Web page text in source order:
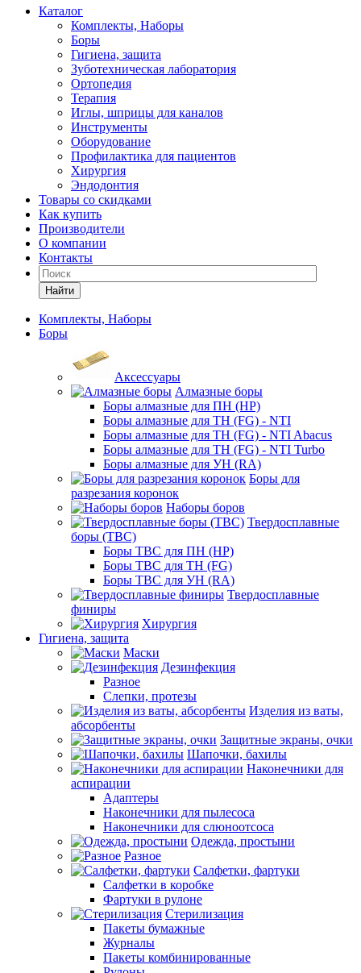
Каталог
Комплекты, Наборы
Боры
Гигиена, защита
Зуботехническая лаборатория
Ортопедия
Терапия
Иглы, шприцы для каналов
Инструменты
Оборудование
Профилактика для пациентов
Хирургия
Эндодонтия
Товары со скидками
Как купить
Производители
О компании
Контакты
Найти
Комплекты, Наборы
Боры
Аксессуары
Алмазные боры
Боры алмазные для ПН (HP)
Боры алмазные для ТН (FG) - NTI
Боры алмазные для ТН (FG) - NTI Abacus
Боры алмазные для ТН (FG) - NTI Turbo
Боры алмазные для УН (RA)
Боры для
разрезания коронок
Наборы боров
Твердосплавные
боры (ТВС)
Боры ТВС для ПН (HP)
Боры ТВС для ТН (FG)
Боры ТВС для УН (RA)
Твердосплавные
финиры
Хирургия
Гигиена, защита
Маски
Дезинфекция
Разное
Слепки, протезы
Изделия из ваты,
абсорбенты
Защитные экраны, очки
Шапочки, бахилы
Наконечники для
аспирации
Адаптеры
Наконечники для пылесоса
Наконечники для слюноотсоса
Одежда, простыни
Разное
Салфетки, фартуки
Салфетки в коробке
Фартуки в рулоне
Стерилизация
Пакеты бумажные
Журналы
Пакеты комбинированные